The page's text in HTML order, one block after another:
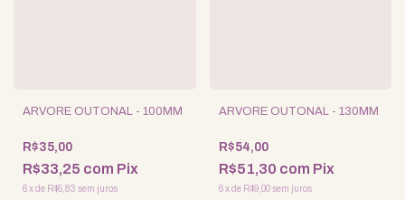
ARVORE OUTONAL - 100MM
R$35,00
R$33,25 com Pix
6xde R$5,83 sem juros
ARVORE OUTONAL - 130MM
R$54,00
R$51,30 com Pix
6 xde R$9,00 sem juros